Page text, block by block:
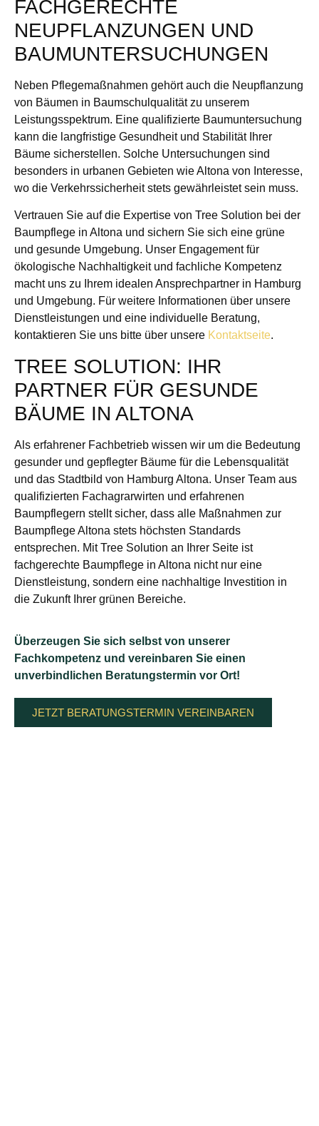
FACHGERECHTE
NEUPFLANZUNGEN UND
BAUMUNTERSUCHUNGEN
Neben Pflegemaßnahmen gehört auch die Neupflanzung
von Bäumen in Baumschulqualität zu unserem
Leistungsspektrum. Eine qualifizierte Baumuntersuchung
kann die langfristige Gesundheit und Stabilität Ihrer
Bäume sicherstellen. Solche Untersuchungen sind
besonders in urbanen Gebieten wie Altona von Interesse,
wo die Verkehrssicherheit stets gewährleistet sein muss.
Vertrauen Sie auf die Expertise von Tree Solution bei der
Baumpflege in Altona und sichern Sie sich eine grüne
und gesunde Umgebung. Unser Engagement für
ökologische Nachhaltigkeit und fachliche Kompetenz
macht uns zu Ihrem idealen Ansprechpartner in Hamburg
und Umgebung. Für weitere Informationen über unsere
Dienstleistungen und eine individuelle Beratung,
kontaktieren Sie uns bitte über unsere Kontaktseite.
TREE SOLUTION: IHR
PARTNER FÜR GESUNDE
BÄUME IN ALTONA
Als erfahrener Fachbetrieb wissen wir um die Bedeutung
gesunder und gepflegter Bäume für die Lebensqualität
und das Stadtbild von Hamburg Altona. Unser Team aus
qualifizierten Fachagrarwirten und erfahrenen
Baumpflegern stellt sicher, dass alle Maßnahmen zur
Baumpflege Altona stets höchsten Standards
entsprechen. Mit Tree Solution an Ihrer Seite ist
fachgerechte Baumpflege in Altona nicht nur eine
Dienstleistung, sondern eine nachhaltige Investition in
die Zukunft Ihrer grünen Bereiche.
Überzeugen Sie sich selbst von unserer
Fachkompetenz und vereinbaren Sie einen
unverbindlichen Beratungstermin vor Ort!
JETZT BERATUNGSTERMIN VEREINBAREN